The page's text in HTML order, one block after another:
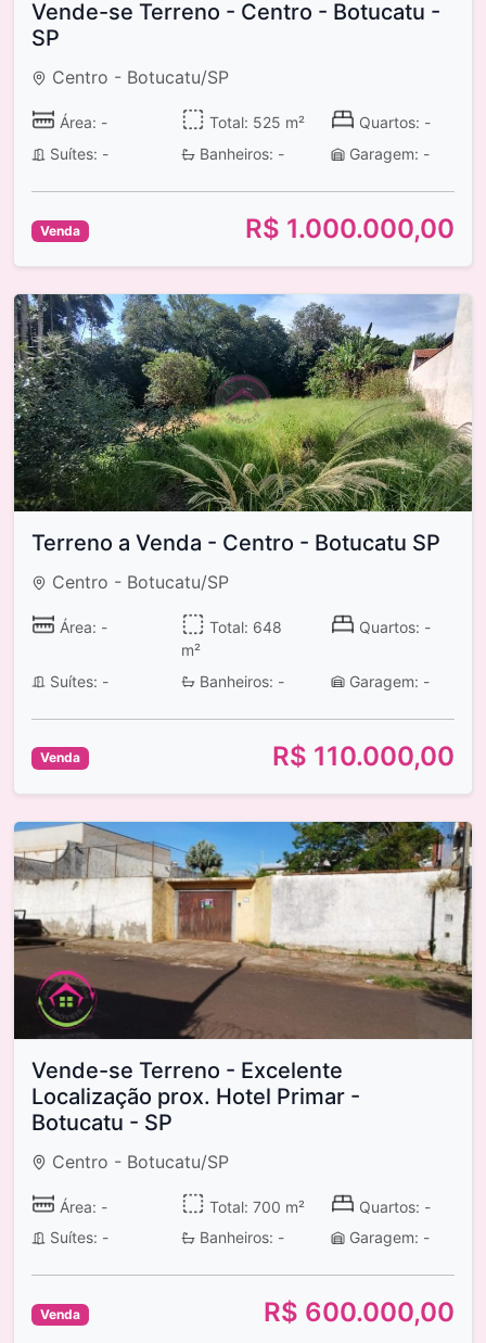
Vende-se Terreno - Centro - Botucatu -
SP
Centro - Botucatu/SP
Área: - Total: 525 m²
Quartos: -
Suítes: -
Banheiros: - Garagem: -
Venda R$ 1.000.000,00
Terreno a Venda - Centro - Botucatu SP
Centro - Botucatu/SP
Área: -
Total: 648
m²
Quartos: -
Suítes: - Banheiros: - Garagem: -
Venda R$ 110.000,00
Vende-se Terreno - Excelente
Localização prox. Hotel Primar -
Botucatu - SP
Centro - Botucatu/SP
Área: - Total: 700 m²
Quartos: -
Suítes: -
Banheiros: - Garagem: -
Venda R$ 600.000,00